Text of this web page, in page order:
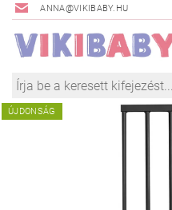
ANNA@VIKIBABY.HU
ÚJDONSÁG